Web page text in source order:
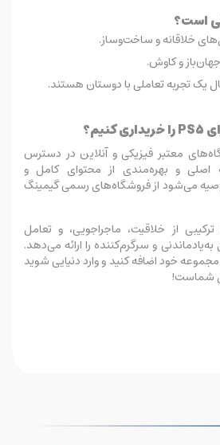
است؟
خلاقانه و ساخت‌وساز.
و کاوش.
یک تجربه تعاملی با دوستان هستند.
معتبر فیزیکی و آنلاین در دسترس
و بهره‌مندی از محتوای کامل و
می‌شود از فروشگاه‌های رسمی گیمینگ
ترکیبی از خلاقیت، ماجراجویی، و تعامل
و سرگرم‌کننده را ارائه می‌دهد.
خود اضافه کنید و وارد دنیایی شوید
شماست!